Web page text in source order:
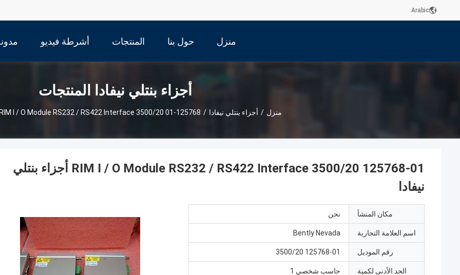
Arabic
منزل حول بنا المنتجات أشرطة فيديو
أجزاء بنتلي نيفادا المنتجات
منزل / أجزاء بنتلي نيفادا / 125768-01 RIM I / O Module RS232 / RS422 Interface 3500/20 أجزاء بنتلي نيفادا
125768-01 RIM I / O Module RS232 / RS422 Interface 3500/20 أجزاء بنتلي
نيفادا
مكان المنشأ نحن
اسم العلامة التجارية Bently Nevada
رقم الموديل 125768-01 3500/20
الحد الأدنى لكمية حاسب شخصي 1